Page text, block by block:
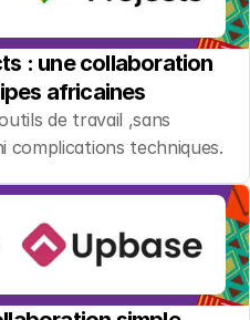
: une collaboration
africaines
de travail ,sans
complications techniques.